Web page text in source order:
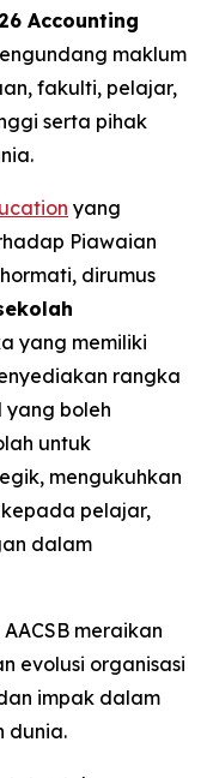
Accounting
maklum
fakulti, pelajar,
serta pihak
yang
Piawaian
dirumus
yang memiliki
rangka
boleh
untuk
mengukuhkan
pelajar,
dalam
meraikan
evolusi organisasi
impak dalam
dunia.